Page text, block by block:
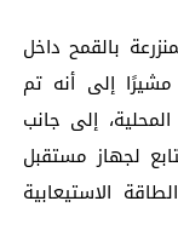
بالقمح داخل
نحو 29,725 فدانًا، مشيرًا إلى أنه تم
المحلية، إلى جانب
لجهاز مستقبل
الاستيعابية